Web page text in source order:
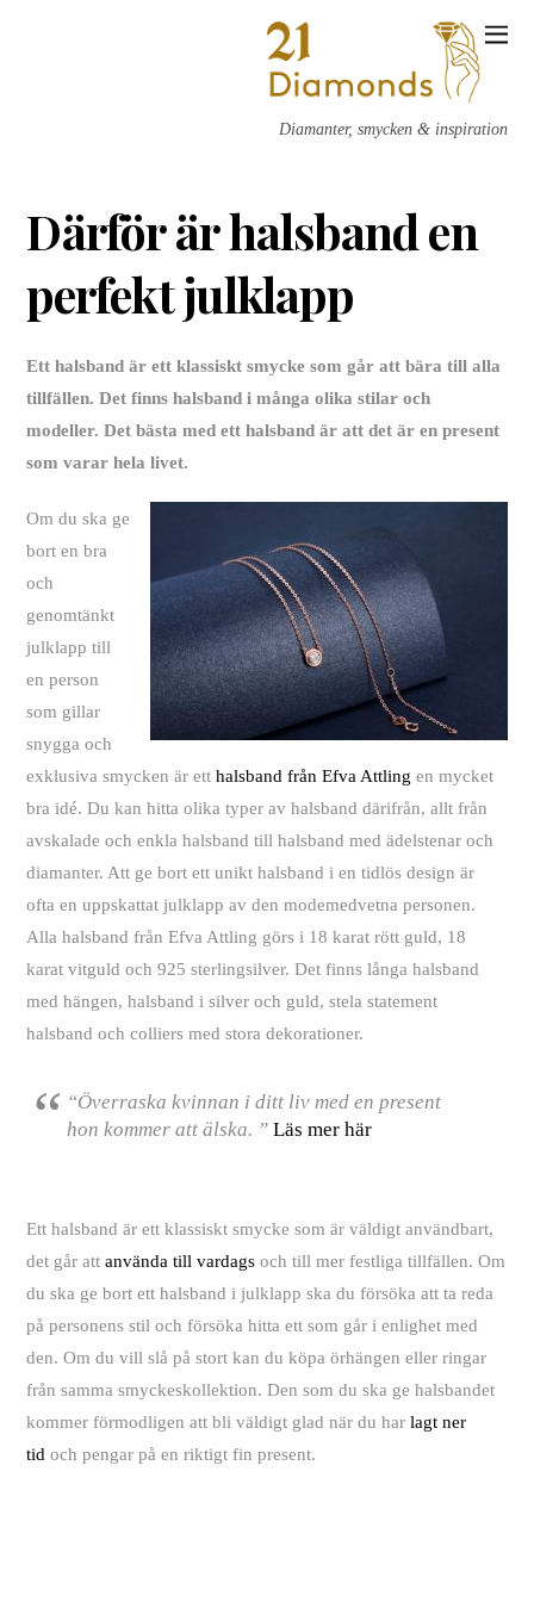
Diamanter, smycken & inspiration
Därför är halsband en
perfekt julklapp
Ett halsband är ett klassiskt smycke som går att bära till alla
tillfällen. Det finns halsband i många olika stilar och
modeller. Det bästa med ett halsband är att det är en present
som varar hela livet.
Om du ska ge
bort en bra
och
genomtänkt
julklapp till
en person
som gillar
snygga och
exklusiva smycken är etthalsband från Efva Attling en mycket
bra idé. Du kan hitta olika typer av halsband därifrån, allt från
avskalade och enkla halsband till halsband med ädelstenar och
diamanter. Att ge bort ett unikt halsband i en tidlös design är
ofta en uppskattat julklapp av den modemedvetna personen.
Alla halsband från Efva Attling görs i 18 karat rött guld, 18
karat vitguld och 925 sterlingsilver. Det finns långa halsband
med hängen, halsband i silver och guld, stela statement
halsband och colliers med stora dekorationer.
“Överraska kvinnan i ditt liv med en present
hon kommer att älska. ” Läs mer här
Ett halsband är ett klassiskt smycke som är väldigt användbart,
det går attanvända till vardags och till mer festliga tillfällen. Om
du ska ge bort ett halsband i julklapp ska du försöka att ta reda
på personens stil och försöka hitta ett som går i enlighet med
den. Om du vill slå på stort kan du köpa örhängen eller ringar
från samma smyckeskollektion. Den som du ska ge halsbandet
kommer förmodligen att bli väldigt glad när du harlagt ner
tid och pengar på en riktigt fin present.